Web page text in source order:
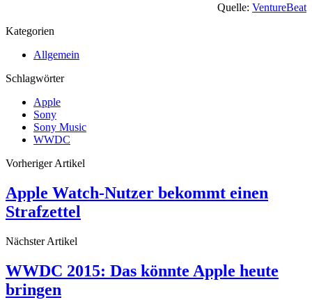
Quelle: VentureBeat
Kategorien
Allgemein
Schlagwörter
Apple
Sony
Sony Music
WWDC
Vorheriger Artikel
Apple Watch-Nutzer bekommt einen
Strafzettel
Nächster Artikel
WWDC 2015: Das könnte Apple heute
bringen